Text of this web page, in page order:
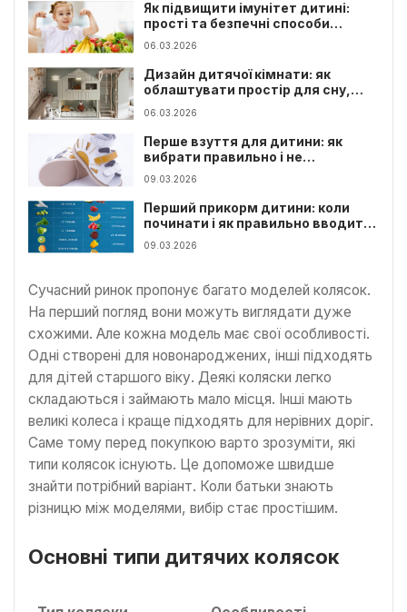
Як підвищити імунітет дитині:
прості та безпечні способи
зміцнення здоров’я
06.03.2026
Дизайн дитячої кімнати: як
облаштувати простір для сну,
навчання і гри
06.03.2026
Перше взуття для дитини: як
вибрати правильно і не
нашкодити ніжкам
09.03.2026
Перший прикорм дитини: коли
починати і як правильно вводити
нову їжу
09.03.2026
Сучасний ринок пропонує багато моделей колясок.
На перший погляд вони можуть виглядати дуже
схожими. Але кожна модель має свої особливості.
Одні створені для новонароджених, інші підходять
для дітей старшого віку. Деякі коляски легко
складаються і займають мало місця. Інші мають
великі колеса і краще підходять для нерівних доріг.
Саме тому перед покупкою варто зрозуміти, які
типи колясок існують. Це допоможе швидше
знайти потрібний варіант. Коли батьки знають
різницю між моделями, вибір стає простішим.
Основні типи дитячих колясок